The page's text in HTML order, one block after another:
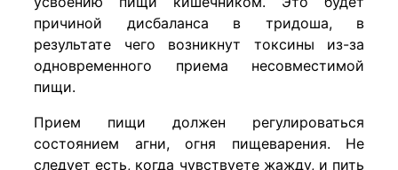
причиной дисбаланса в тридоша, в
результате чего возникнут токсины из-за
одновременного приема несовместимой
пищи.
Прием пищи должен регулироваться
состоянием агни, огня пищеварения. Не
следует есть, когда чувствуете жажду, и пить